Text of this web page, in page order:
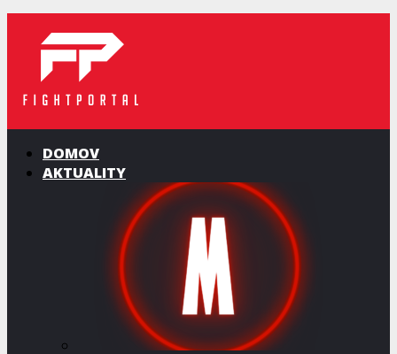
DOMOV
AKTUALITY